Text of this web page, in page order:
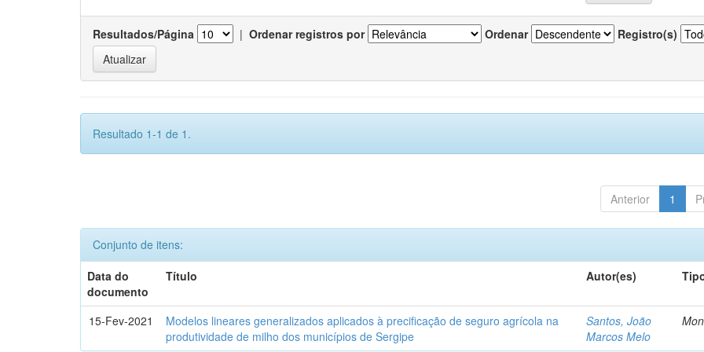
Resultados/Página | Ordenar registros por Ordenar Registro(s)
Resultado 1-1 de 1.
Anterior 1
Conjunto de itens:
Data do
documento
Título Autor(es)
15-Fev-2021
Modelos lineares generalizados aplicados à precificação de seguro agrícola na
produtividade de milho dos municípios de Sergipe
Santos, João
Marcos Melo